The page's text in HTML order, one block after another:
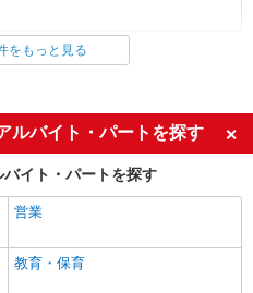
人を探す
探す
ミドル（40代～）活躍中
シニア（60代～）活躍中
上場企業・上場企業のグループ会
をもっと見る
ルバイト・パートを探す
イト・パートを探す
営業
教育・保育